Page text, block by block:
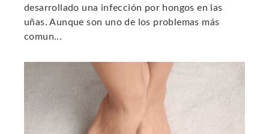
desarrollado una infección por hongos en las
uñas. Aunque son uno de los problemas más
comun...